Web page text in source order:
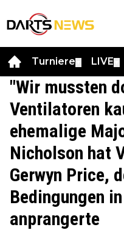
Turniere LIVE
"Wir mussten
Ventilatoren
ehemalige
Nicholson hat
Gerwyn Price,
Bedingungen
anprangerte